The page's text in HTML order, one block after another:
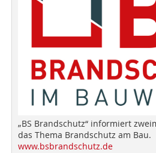
„BS Brandschutz“ informiert
das Thema Brandschutz am Bau.
www.bsbrandschutz.de